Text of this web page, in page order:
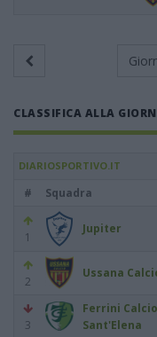
CLASSIFICA ALLA
DIARIOSPORTIVO.IT
#
Squadra
1
Jupiter
2
Ussana
3
Ferrini
Sant'Elena